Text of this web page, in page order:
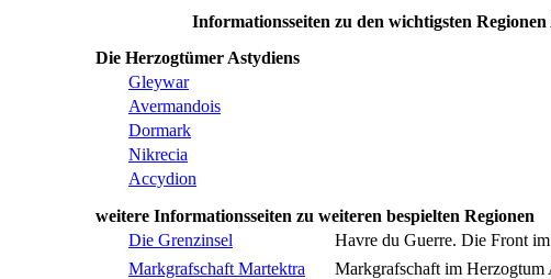
Informationsseiten zu den wichtigsten Regionen
Die Herzogtümer Astydiens
Gleywar
Avermandois
Dormark
Nikrecia
Accydion
weitere Informationsseiten zu weiteren bespielten Regionen
Die Grenzinsel
Havre du Guerre. Die Front
Markgrafschaft Martektra
Markgrafschaft im Herzogtum